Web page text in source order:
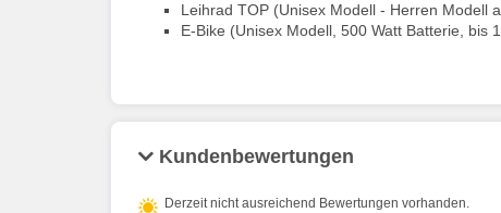
Leihrad TOP (Unisex Modell - Herren Modell
E-Bike (Unisex Modell, 500 Watt Batterie, bis
Kundenbewertungen
Derzeit nicht ausreichend Bewertungen vorhanden.